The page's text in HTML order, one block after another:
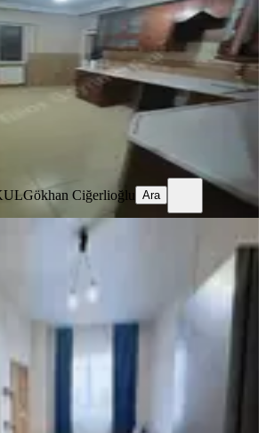
Şehit Abdullah Çavuş Mahallesi
240 m²·4. Kat·01.08.2026
₺
Gökhan Ciğerlioğlu
Gökhan Ciğerlioğlu Ara
Konutları-full-lüks Eşyalı-
Üngüt Mahallesi
·4. Kat 01.08.2026
₺